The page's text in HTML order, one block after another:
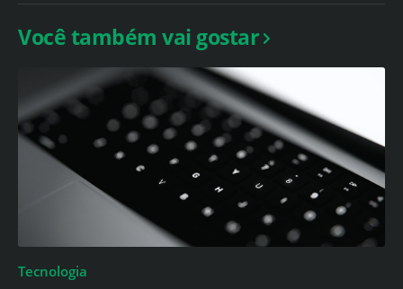
Você também vai gostar
Tecnologia